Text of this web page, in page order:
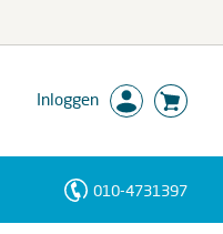
Inloggen
010-4731397